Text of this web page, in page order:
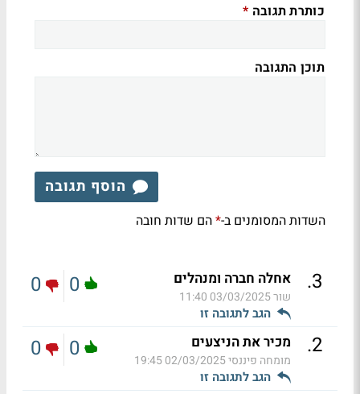
כותרת תגובה *
תוכן התגובה
הוסף תגובה
השדות המסומנים ב-*הם שדות חובה
3
. אחלה חברה ומנהלים
שור03/03/2025 11:40
הגב לתגובה זו
0
0
2
. מכיר את הניצעים
מומחה פיננסי02/03/2025 19:45
הגב לתגובה זו
0
0